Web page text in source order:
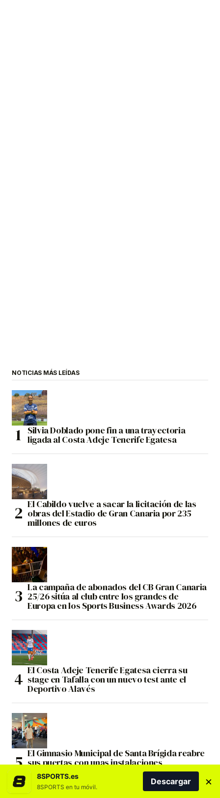
NOTICIAS MÁS LEÍDAS
Silvia Doblado pone fin a una trayectoria
ligada al Costa Adeje Tenerife Egatesa
El Cabildo vuelve a sacar la licitación de las
obras del Estadio de Gran Canaria por 235
millones de euros
La campaña de abonados del CB Gran Canaria
25/26 sitúa al club entre los grandes de
Europa en los Sports Business Awards 2026
El Costa Adeje Tenerife Egatesa cierra su
stage en Tafalla con un nuevo test ante el
Deportivo Alavés
El Gimnasio Municipal de Santa Brígida reabre
sus puertas con unas instalaciones
completamente renovadas
8SPORTS.es
8SPORTS en tu móvil.
Descargar ×